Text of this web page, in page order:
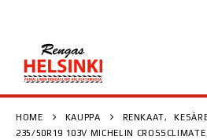
HOME KAUPPA RENKAAT,
235/50R19 103V MICHELIN